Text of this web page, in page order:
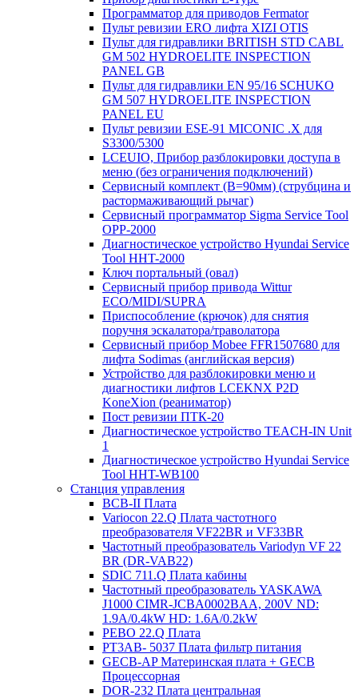
Программатор для приводов Fermator
Пульт ревизии ERO лифта XIZI OTIS
Пульт для гидравлики BRITISH STD CABL
GM 502 HYDROELITE INSPECTION
PANEL GB
Пульт для гидравлики EN 95/16 SCHUKO
GM 507 HYDROELITE INSPECTION
PANEL EU
Пульт ревизии ESE-91 MICONIC .X для
S3300/5300
LCEUIO, Прибор разблокировки доступа в
меню (без ограничения подключений)
Сервисный комплект (В=90мм) (струбцина и
растормаживающий рычаг)
Сервисный программатор Sigma Service Tool
OPP-2000
Диагностическое устройство Hyundai Service
Tool HHT-2000
Ключ портальный (овал)
Сервисный прибор привода Wittur
ECO/MIDI/SUPRA
Приспособление (крючок) для снятия
поручня эскалатора/траволатора
Сервисный прибор Mobee FFR1507680 для
лифта Sodimas (английская версия)
Устройство для разблокировки меню и
диагностики лифтов LCEKNX P2D
KoneXion (реаниматор)
Пост ревизии ПТК-20
Диагностическое устройство TEACH-IN Unit
1
Диагностическое устройство Hyundai Service
Tool HHT-WB100
Станция управления
BCB-II Плата
Variocon 22.Q Плата частотного
преобразователя VF22BR и VF33BR
Частотный преобразователь Variodyn VF 22
BR (DR-VAB22)
SDIC 711.Q Плата кабины
Частотный преобразователь YASKAWA
J1000 CIMR-JCBA0002BAA, 200V ND:
1.9A/0.4kW HD: 1.6A/0.2kW
PEBO 22.Q Плата
РТ3АВ- 5037 Плата фильтр питания
GECB-AP Материнская плата + GECB
Процессорная
DOR-232 Плата центральная